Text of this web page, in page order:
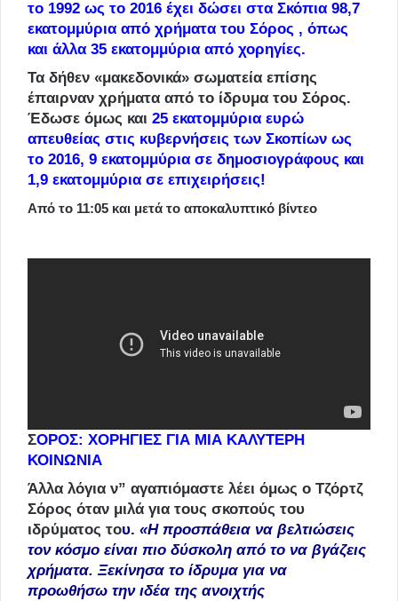
το 1992 ως το 2016 έχει δώσει στα Σκόπια 98,7
εκατομμύρια από χρήματα του Σόρος , όπως
και άλλα 35 εκατομμύρια από χορηγίες.
Τα δήθεν «μακεδονικά» σωματεία επίσης
έπαιρναν χρήματα από το ίδρυμα του Σόρος.
Έδωσε όμως και 25 εκατομμύρια ευρώ
απευθείας στις κυβερνήσεις των Σκοπίων ως
το 2016, 9 εκατομμύρια σε δημοσιογράφους και
1,9 εκατομμύρια σε επιχειρήσεις!
Από το 11:05 και μετά το αποκαλυπτικό βίντεο
ΣΟΡΟΣ: ΧΟΡΗΓΙΕΣ ΓΙΑ ΜΙΑ ΚΑΛΥΤΕΡΗ
ΚΟΙΝΩΝΙΑ
Άλλα λόγια ν” αγαπιόμαστε λέει όμως ο Τζόρτζ
Σόρος όταν μιλά για τους σκοπούς του
ιδρύματος του. «Η προσπάθεια να βελτιώσεις
τον κόσμο είναι πιο δύσκολη από το να βγάζεις
χρήματα. Ξεκίνησα το ίδρυμα για να
προωθήσω την ιδέα της ανοιχτής